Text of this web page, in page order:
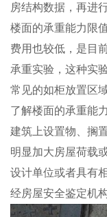
房结构数据，再进
楼面的承重能力限
费用也较低，是目
承重实验，这种实
常见的如柜放置区
了解楼面的承重
建筑上设置物、搁
明显加大房屋荷载
设计单位或者具有
经房屋安全鉴定机